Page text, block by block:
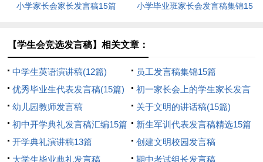
小学家长会家长发言稿15篇
小学毕业班家长会发言稿集锦15
【学生会竞选发言稿】相关文章：
中学生英语演讲稿(12篇)
员工发言稿集锦15篇
优秀毕业生代表发言稿(15篇)
初一家长会上的学生家长发言
稿
幼儿园教师发言稿
关于文明的讲话稿(15篇)
初中开学典礼发言稿汇编15篇
新生军训代表发言稿精选15篇
开学典礼演讲稿13篇
创建文明校园发言稿
大学生毕业典礼发言稿
期中考试组长发言稿